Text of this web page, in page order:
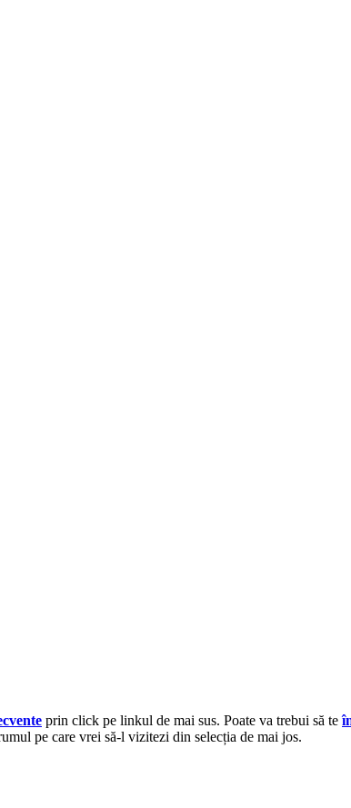
prin click pe linkul de mai sus. Poate va trebui să te
pe care vrei să-l vizitezi din selecția de mai jos.